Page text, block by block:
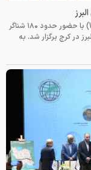
جشنواره بزرگداشت روز جهانی شنا (World Aquatics Day) با حضور حدود ۱۸۰ شناگر
در کرج برگزار شد. به